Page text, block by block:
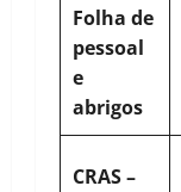
Folha de
pessoal
e
abrigos
CRAS –